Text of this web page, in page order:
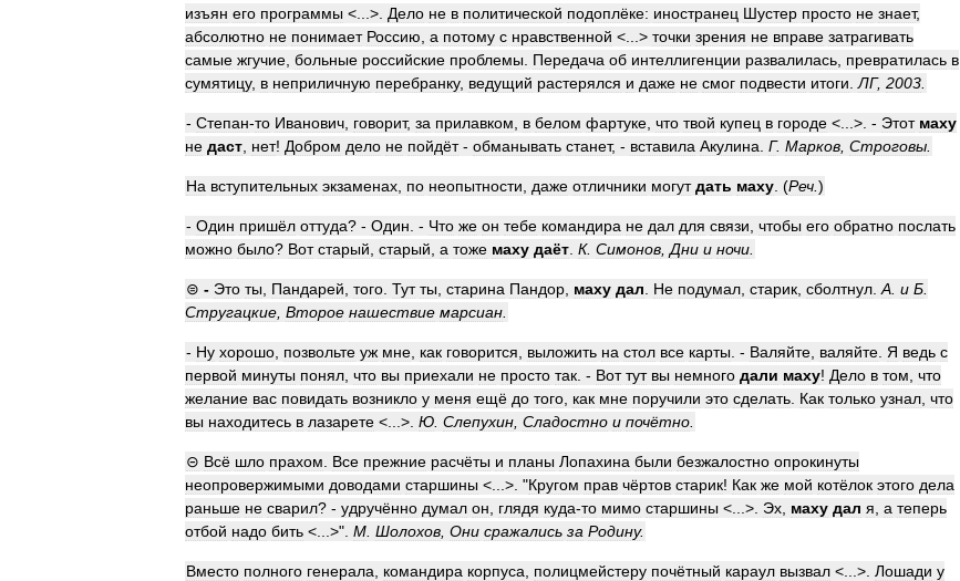
изъян его программы <...>. Дело не в политической подоплёке: иностранец Шустер просто не знает,
абсолютно не понимает Россию а потому с нравственной <...> точки зрения не вправе затрагивать
самые жгучие больные российские проблемы Передача об интеллигенции развалилась превратилась в
сумятицу, в неприличную перебранку, ведущий растерялся и даже не смог подвести итоги ЛГ, 2003
- Степан-то Иванович говорит, за прилавком в белом фартуке что твой купец в городе <...>. - Этот маху
не даст нет! Добром дело не пойдёт- обманывать станет, - вставила Акулина Г. Марков Строговы
На вступительных экзаменах по неопытности даже отличники могут дать маху . (Реч )
- Один пришёл оттуда? - Один . - Что же он тебе командира не дал для связи чтобы его обратно послать
можно было? Вот старый старый а тоже маху даёт К. Симонов Дни и ночи
⊜ - Это ты Пандарей того Тут ты старина Пандор маху дал Не подумал старик сболтнул А и Б
Стругацкие Второе нашествие марсиан
- Ну хорошо позвольте уж мне как говорится выложить на стол все карты . - Валяйте валяйте Я ведь с
первой минуты понял что вы приехали не просто так . - Вот тут вы немного дали маху! Дело в том что
желание вас повидать возникло у меня ещё до того как мне поручили это сделать Как только узнал что
вы находитесь в лазарете <...>. Ю Слепухин Сладостно и почётно
⊝ Всё шло прахом Все прежние расчёты и планы Лопахина были безжалостно опрокинуты
неопровержимыми доводами старшины <...>. "Кругом прав чёртов старик! Как же мой котёлок этого дела
раньше не сварил? - удручённо думал он глядя куда-то мимо старшины <...>. Эх маху дал я а теперь
отбой надо бить <...>". М Шолохов Они сражались за Родину.
Вместо полного генерала командира корпуса полицмейстеру почётный караул вызвал <...>. Лошади у